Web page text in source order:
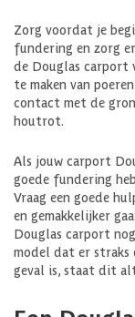
Zorg voordat je
fundering en zorg
de Douglas carport
te maken van
contact met de
houtrot.
Als jouw carport
goede fundering
Vraag een goede
en gemakkelijker
Douglas carport
model dat er straks
geval is, staat dit